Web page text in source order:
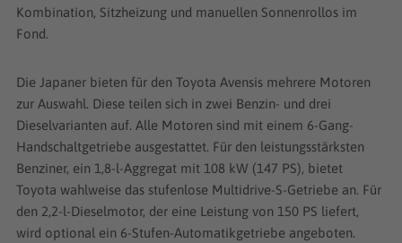
Kombination, Sitzheizung und manuellen Sonnenrollos im
Fond.
Die Japaner bieten für den Toyota Avensis mehrere Motoren
zur Auswahl. Diese teilen sich in zwei Benzin- und drei
Dieselvarianten auf. Alle Motoren sind mit einem 6-Gang-
Handschaltgetriebe ausgestattet. Für den leistungsstärksten
Benziner, ein 1,8-l-Aggregat mit 108 kW (147 PS), bietet
Toyota wahlweise das stufenlose Multidrive-S-Getriebe an. Für
den 2,2-l-Dieselmotor, der eine Leistung von 150 PS liefert,
wird optional ein 6-Stufen-Automatikgetriebe angeboten.